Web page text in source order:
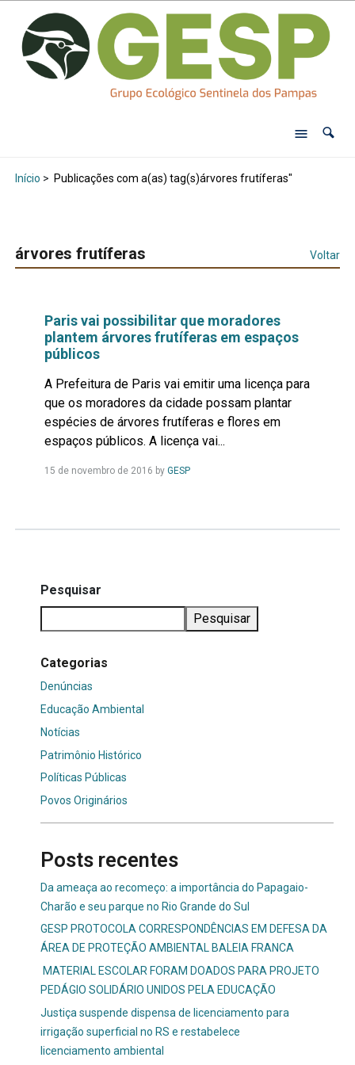
Início > Publicações com a(as) tag(s)árvores frutíferas"
árvores frutíferas Voltar
Paris vai possibilitar que moradores
plantem árvores frutíferas em espaços
públicos
A Prefeitura de Paris vai emitir uma licença para
que os moradores da cidade possam plantar
espécies de árvores frutíferas e flores em
espaços públicos. A licença vai...
15 de novembro de 2016 by GESPLeia
Pesquisar
Pesquisar
Categorias
Denúncias
Educação Ambiental
Notícias
Patrimônio Histórico
Políticas Públicas
Povos Originários
Posts recentes
Da ameaça ao recomeço: a importância do Papagaio-
Charão e seu parque no Rio Grande do Sul
GESP PROTOCOLA CORRESPONDÊNCIAS EM DEFESA DA
ÁREA DE PROTEÇÃO AMBIENTAL BALEIA FRANCA
MATERIAL ESCOLAR FORAM DOADOS PARA PROJETO
PEDÁGIO SOLIDÁRIO UNIDOS PELA EDUCAÇÃO
Justiça suspende dispensa de licenciamento para
irrigação superficial no RS e restabelece
licenciamento ambiental